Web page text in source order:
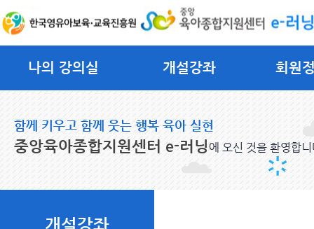
나의 강의실 개설강좌 회원
함께 키우고 함께 웃는 행복 육아 실현
중앙육아종합지원센터 e-러닝 에 오신 것을 환영합
개설강좌